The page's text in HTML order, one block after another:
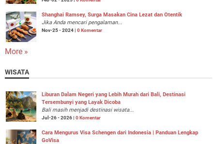
Shanghai Ramsey, Surga Masakan Cina Lezat dan Otentik
Jika Anda mencari pengalaman...
Nov-25 - 2024 | 0 Komentar
More »
WISATA
Liburan Dalam Negeri yang Lebih Murah dari Bali, Destinasi
Tersembunyi yang Layak Dicoba
Bali masih menjadi destinasi wisata...
Jul-26 - 2026 | 0 Komentar
Cara Mengurus Visa Schengen dari Indonesia | Panduan Lengkap
GoVisa